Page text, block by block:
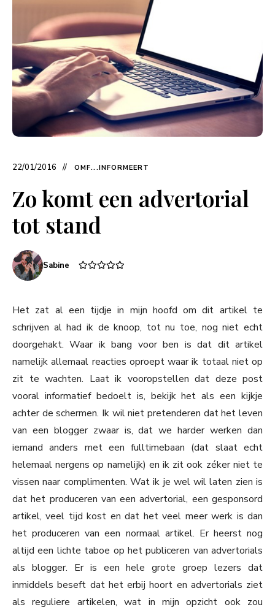
22/01/2016 OMF...INFORMEERT
Zo komt een advertorial
tot stand
Sabine
Het zat al een tijdje in mijn hoofd om dit artikel te
schrijven al had ik de knoop, tot nu toe, nog niet echt
doorgehakt. Waar ik bang voor ben is dat dit artikel
namelijk allemaal reacties oproept waar ik totaal niet op
zit te wachten. Laat ik vooropstellen dat deze post
vooral informatief bedoelt is, bekijk het als een kijkje
achter de schermen. Ik wil niet pretenderen dat het leven
van een blogger zwaar is, dat we harder werken dan
iemand anders met een fulltimebaan (dat slaat echt
helemaal nergens op namelijk) en ik zit ook zéker niet te
vissen naar complimenten. Wat ik je wel wil laten zien is
dat het produceren van een advertorial, een gesponsord
artikel, veel tijd kost en dat het veel meer werk is dan
het produceren van een normaal artikel. Er heerst nog
altijd een lichte taboe op het publiceren van advertorials
als blogger. Er is een hele grote groep lezers dat
inmiddels beseft dat het erbij hoort en advertorials ziet
als reguliere artikelen, wat in mijn opzicht ook zou